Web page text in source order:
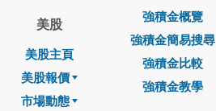
美股
美股主頁
美股報價
市場動態
強積金概覽
強積金簡易搜尋
強積金比較
強積金教學